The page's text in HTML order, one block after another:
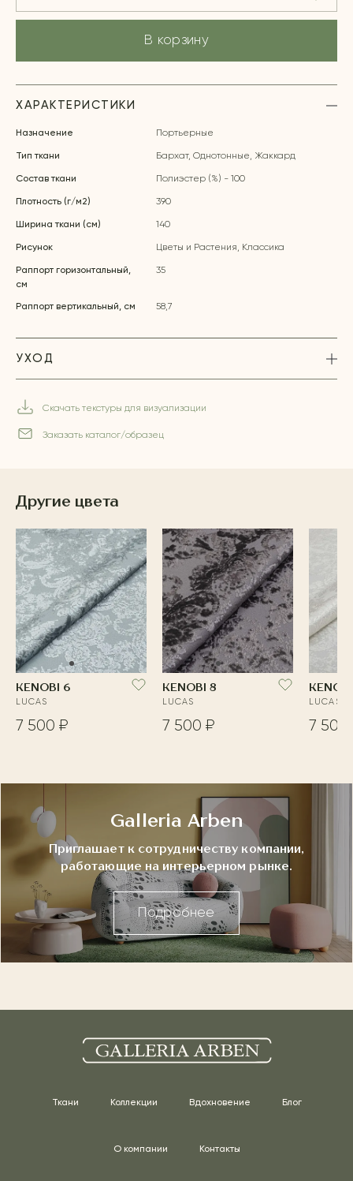
В корзину
ХАРАКТЕРИСТИКИ
Назначение Портьерные
Тип ткани Бархат, Однотонные, Жаккард
Состав ткани Полиэстер (%) - 100
Плотность (г/м2) 390
Ширина ткани (см) 140
Рисунок Цветы и Растения, Классика
Раппорт горизонтальный,
см
35
Раппорт вертикальный, см 58,7
УХОД
Скачать текстуры для визуализации
Заказать каталог/образец
Другие цвета
KENOBI 6
LUCAS
7 500 ₽
KENOBI 8
LUCAS
7 500 ₽
LUCAS
7 500
Galleria Arben
Приглашает к сотрудничеству компании,
работающие на интерьерном рынке.
Подробнее
Ткани Коллекции Вдохновение Блог
О компании Контакты